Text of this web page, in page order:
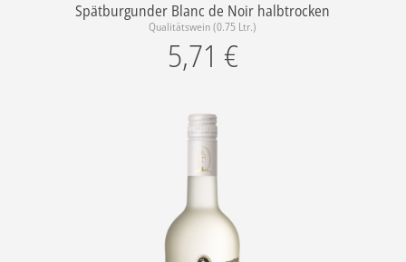
Spätburgunder Blanc de Noir halbtrocken
Qualitätswein (0.75 Ltr.)
5,71 €